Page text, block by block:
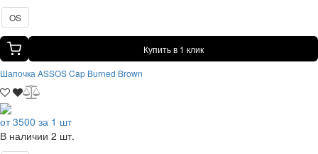
OS
Купить в 1 клик
Шапочка ASSOS Cap Burned Brown
от 3500 за 1 шт
В наличии 2 шт.